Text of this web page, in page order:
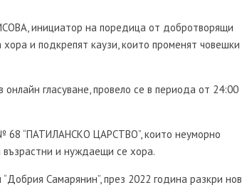
инициатор на поредица от добротворящи
и подкрепят каузи, които променят човешки
гласуване, провело се в периода от 24:00
“ПАТИЛАНСКО ЦАРСТВО”, които неуморно
и нуждаещи се хора.
Самарянин”, през 2022 година разкри нов